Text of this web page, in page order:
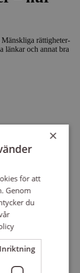
rättigheter-
länkar och annat bra
och kulturella
×
för att
Genom
du
Inriktning